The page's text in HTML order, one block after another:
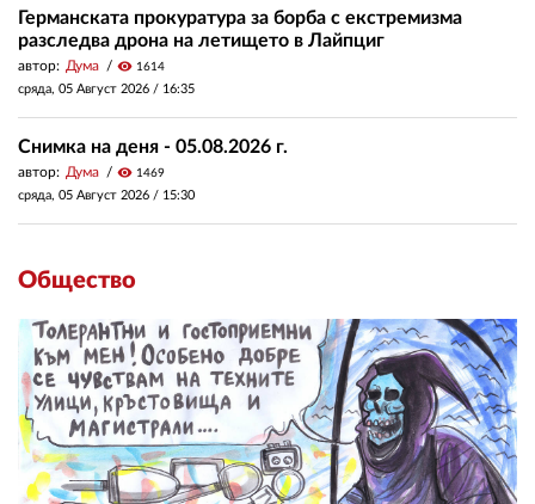
Германската прокуратура за борба с екстремизма
разследва дрона на летището в Лайпциг
автор: Дума visibility 1614
сряда, 05 Август 2026 / 16:35
Снимка на деня - 05.08.2026 г.
автор: Дума visibility 1469
сряда, 05 Август 2026 / 15:30
Общество